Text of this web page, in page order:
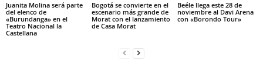
Juanita Molina será parte
del elenco de
«Burundanga» en el
Teatro Nacional la
Castellana
Bogotá se convierte en el
escenario más grande de
Morat con el lanzamiento
de Casa Morat
Beéle llega este 28 de
noviembre al Davi Arena
con «Borondo Tour»